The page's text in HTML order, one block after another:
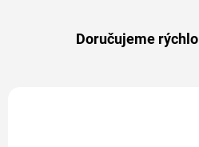
Doručujeme rýchlo